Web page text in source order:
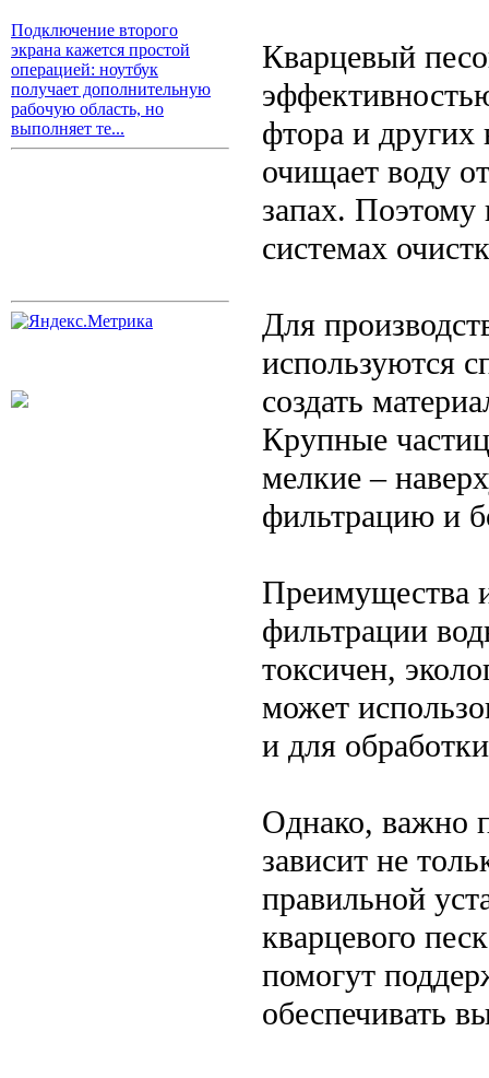
Подключение второго
экрана кажется простой
операцией: ноутбук
получает дополнительную
рабочую область, но
выполняет те...
Кварцевый
фтора и
очищает воду
запах. Поэтому
системах
Для
используются
создать
Крупные
мелкие –
фильтрацию и
Преимущества
фильтрации
токсичен,
может
и для
Однако, важно
зависит не
правильной
кварцевого
помогут
обеспечивать